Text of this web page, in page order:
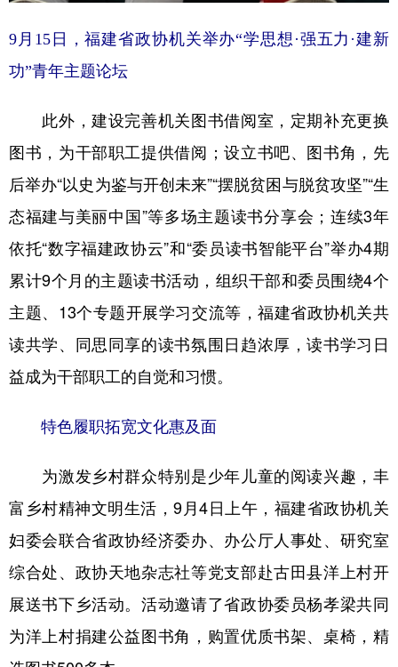
9月15日，福建省政协机关举办“学思想·强五力·建新
功”青年主题论坛
此外，建设完善机关图书借阅室，定期补充更换
图书，为干部职工提供借阅；设立书吧、图书角，先
后举办“以史为鉴与开创未来”“摆脱贫困与脱贫攻坚”“生
态福建与美丽中国”等多场主题读书分享会；连续3年
依托“数字福建政协云”和“委员读书智能平台”举办4期
累计9个月的主题读书活动，组织干部和委员围绕4个
主题、13个专题开展学习交流等，福建省政协机关共
读共学、同思同享的读书氛围日趋浓厚，读书学习日
益成为干部职工的自觉和习惯。
特色履职拓宽文化惠及面
为激发乡村群众特别是少年儿童的阅读兴趣，丰
富乡村精神文明生活，9月4日上午，福建省政协机关
妇委会联合省政协经济委办、办公厅人事处、研究室
综合处、政协天地杂志社等党支部赴古田县洋上村开
展送书下乡活动。活动邀请了省政协委员杨孝梁共同
为洋上村捐建公益图书角，购置优质书架、桌椅，精